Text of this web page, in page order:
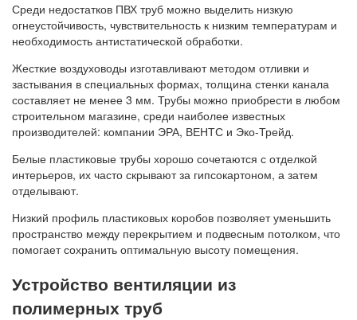
Среди недостатков ПВХ труб можно выделить низкую
огнеустойчивость, чувствительность к низким температурам и
необходимость антистатической обработки.
Жесткие воздуховоды изготавливают методом отливки и
застывания в специальных формах, толщина стенки канала
составляет не менее 3 мм. Трубы можно приобрести в любом
строительном магазине, среди наиболее известных
производителей: компании ЭРА, ВЕНТС и Эко-Трейд.
Белые пластиковые трубы хорошо сочетаются с отделкой
интерьеров, их часто скрывают за гипсокартоном, а затем
отделывают.
Низкий профиль пластиковых коробов позволяет уменьшить
пространство между перекрытием и подвесным потолком, что
помогает сохранить оптимальную высоту помещения.
Устройство вентиляции из
полимерных труб